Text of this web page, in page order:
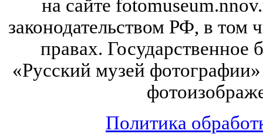
на сайте
законодательством РФ, в том
правах.
«Русский музей
Политика